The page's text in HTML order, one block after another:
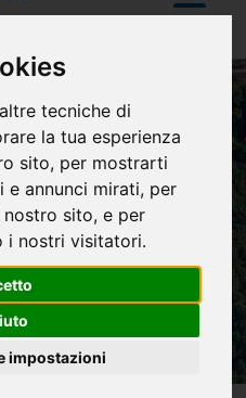
tecniche di
la tua esperienza
sito, per mostrarti
e annunci mirati, per
sito, e per
i nostri visitatori.
impostazioni
-